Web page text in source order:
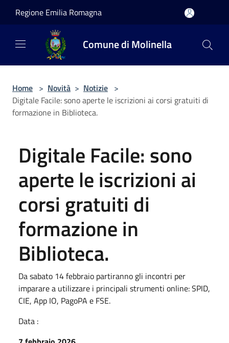
Regione Emilia Romagna
Comune di Molinella
Home > Novità > Notizie >
Digitale Facile: sono aperte le iscrizioni ai corsi gratuiti di
formazione in Biblioteca.
Digitale Facile: sono
aperte le iscrizioni ai
corsi gratuiti di
formazione in
Biblioteca.
Da sabato 14 febbraio partiranno gli incontri per
imparare a utilizzare i principali strumenti online: SPID,
CIE, App IO, PagoPA e FSE.
Data :